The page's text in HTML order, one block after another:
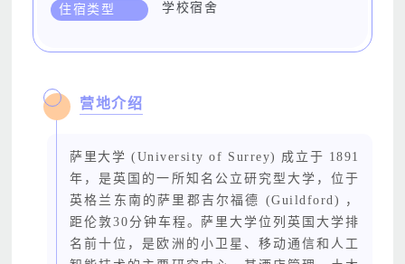
住宿类型 学校宿舍
营地介绍
萨里大学 (University of Surrey) 成立于 1891
年，是英国的一所知名公立研究型大学，位于
英格兰东南的萨里郡吉尔福德 (Guildford) ，
距伦敦30分钟车程。萨里大学位列英国大学排
名前十位，是欧洲的小卫星、移动通信和人工